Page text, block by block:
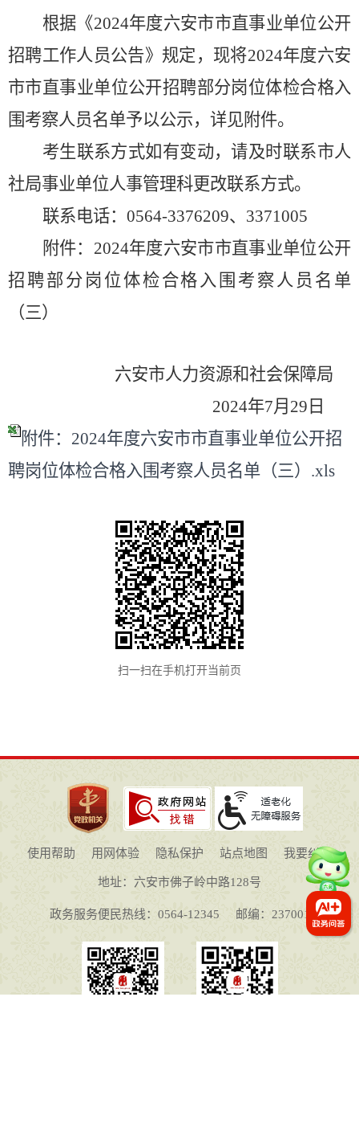
根据 《2024年度六安市市直事业单位公开
招聘工作人员公告》 规定，现将2024年度六安
市市直事业单位公开招聘部分岗位体检合格入
围考察人员名单予以公示，详见附件。
考生联系方式如有变动，请及时联系市人
社局事业单位人事管理科更改联系方式。
联系电话： 0564-3376209、3371005
附件： 2024年度六安市市直事业单位公开
招聘部分 岗位体检合格 入围考察人员名单
（三）
六安市人力资源和社会保障局
2024年7月 29 日
附件：2024年度六安市市直事业单位公开招
聘岗位体检合格入围考察人员名单（三）.xls
扫一扫在手机打开当前页
使用帮助 用网体验 隐私保护 站点地图 我要纠错
地址：六安市佛子岭中路128号
政务服务便民热线：0564-12345 邮编：237001